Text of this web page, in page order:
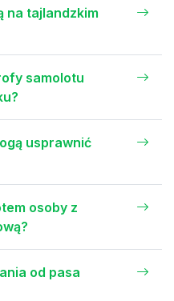
na tajlandzkim
samolotu
usprawnić
osoby z
od pasa